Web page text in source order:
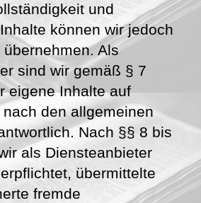
und
können wir jedoch
Als
sind wir gemäß § 7
eigene Inhalte auf
den allgemeinen
Nach §§ 8 bis
als Diensteanbieter
übermittelte
fremde